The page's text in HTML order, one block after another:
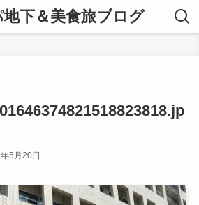
下＆美食旅ブログ
5月20日